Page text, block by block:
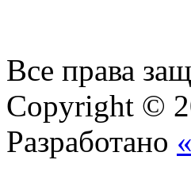
Все права
Copyright ©
Разработано